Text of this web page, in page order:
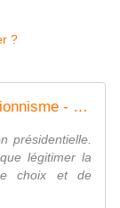
★ Plaidoyer anarchiste pour l'Abstentionnisme - Socialisme libertaire
présidentielle.
légitimer la
choix et de